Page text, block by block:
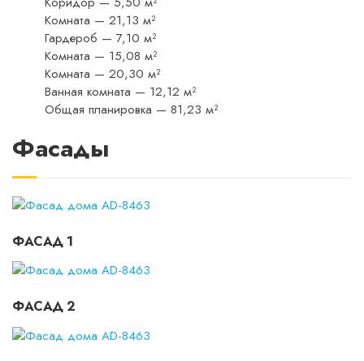
Комната — 21,13 м²
Гардероб — 7,10 м²
Комната — 15,08 м²
Комната — 20,30 м²
Ванная комната — 12,12 м²
Общая планировка — 81,23 м²
Фасады
ФАСАД 1
ФАСАД 2